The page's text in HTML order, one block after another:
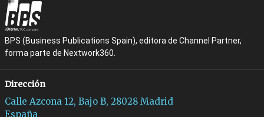
BPS (Business Publications Spain), editora de Channel Partner,
forma parte de Nextwork360.
Dirección
Calle Azcona 12, Bajo B, 28028 Madrid
España